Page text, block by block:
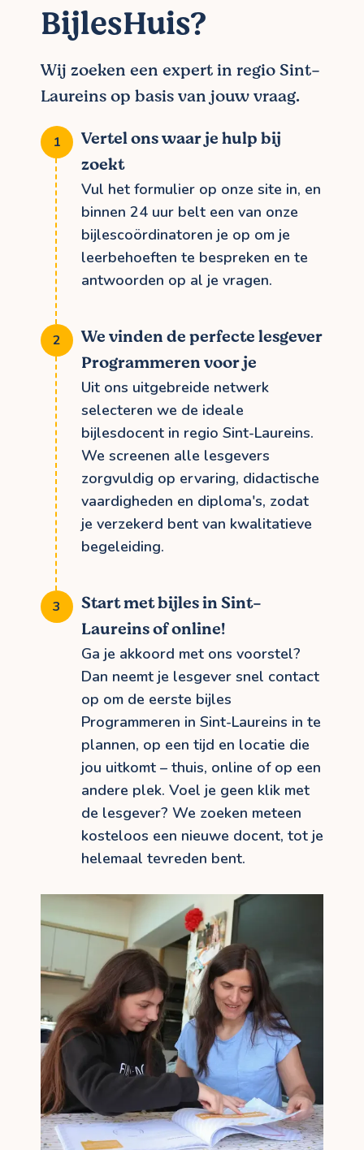
BijlesHuis?
Wij zoeken een expert in regio Sint-
Laureins op basis van jouw vraag.
Vertel ons waar je hulp bij
zoekt
Vul het formulier op onze site in, en
binnen 24 uur belt een van onze
bijlescoördinatoren je op om je
leerbehoeften te bespreken en te
antwoorden op al je vragen.
We vinden de perfecte lesgever
Programmeren voor je
Uit ons uitgebreide netwerk
selecteren we de ideale
bijlesdocent in regio Sint-Laureins.
We screenen alle lesgevers
zorgvuldig op ervaring, didactische
vaardigheden en diploma's, zodat
je verzekerd bent van kwalitatieve
begeleiding.
Start met bijles in Sint-
Laureins of online!
Ga je akkoord met ons voorstel?
Dan neemt je lesgever snel contact
op om de eerste bijles
Programmeren in Sint-Laureins in te
plannen, op een tijd en locatie die
jou uitkomt – thuis, online of op een
andere plek. Voel je geen klik met
de lesgever? We zoeken meteen
kosteloos een nieuwe docent, tot je
helemaal tevreden bent.